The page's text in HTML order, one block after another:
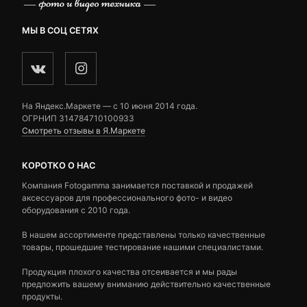
МЫ В СОЦ СЕТЯХ
На Яндекс.Маркете — c 10 июня 2014 года.
ОГРНИП 314784710100933
Смотреть отзывы в Я.Маркете
КОРОТКО О НАС
Компания Fotogamma занимается поставкой и продажей
аксессуаров для профессионального фото- и видео
оборудования с 2010 года.
В нашем ассортименте представлены только качественные
товары, прошедшие тестирование нашими специалистами.
Продукция плохого качества отсеивается и мы рады
предложить вашему вниманию действительно качественные
продукты.